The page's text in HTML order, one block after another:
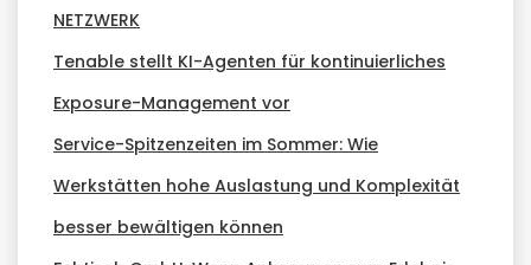
NETZWERK
Tenable stellt KI-Agenten für kontinuierliches
Exposure-Management vor
Service-Spitzenzeiten im Sommer: Wie
Werkstätten hohe Auslastung und Komplexität
besser bewältigen können